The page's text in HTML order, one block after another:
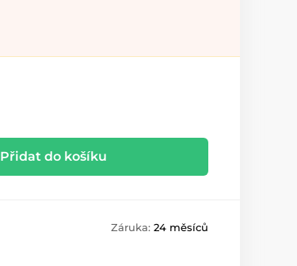
Přidat do košíku
Záruka: 24 měsíců